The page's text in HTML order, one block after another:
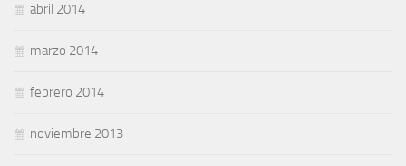
abril 2014
marzo 2014
febrero 2014
noviembre 2013